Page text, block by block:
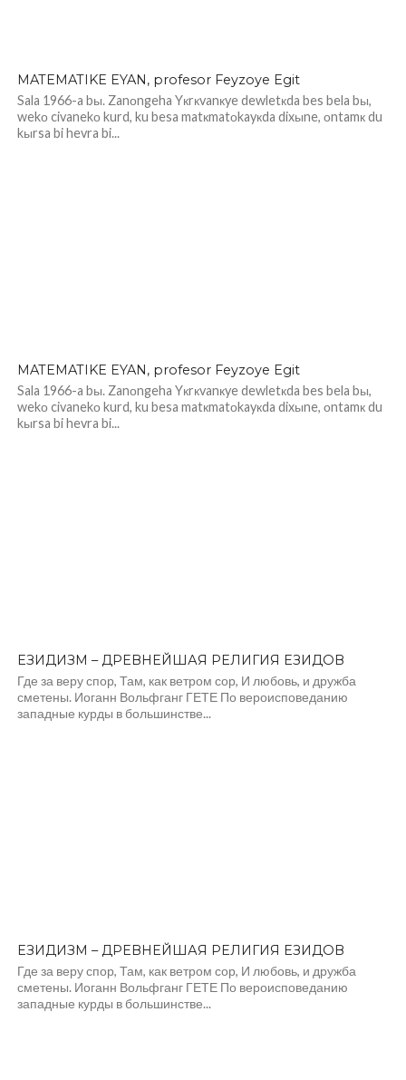
MATEMATIKE EYAN, profesor Feyzoye Egit
Sala 1966-a bы. Zanоngeha Yкrкvanкye dewletкda bes bela bы,
wekо civanekо kurd, ku besa matкmatоkayкda dixыne, оntamк du
kыrsa bi hevra bi...
MATEMATIKE EYAN, profesor Feyzoye Egit
Sala 1966-a bы. Zanоngeha Yкrкvanкye dewletкda bes bela bы,
wekо civanekо kurd, ku besa matкmatоkayкda dixыne, оntamк du
kыrsa bi hevra bi...
ЕЗИДИЗМ – ДРЕВНЕЙШАЯ РЕЛИГИЯ ЕЗИДОВ
Где за веру спор, Там, как ветром сор, И любовь, и дружба
сметены. Иоганн Вольфганг ГЕТЕ По вероисповеданию
западные курды в большинстве...
ЕЗИДИЗМ – ДРЕВНЕЙШАЯ РЕЛИГИЯ ЕЗИДОВ
Где за веру спор, Там, как ветром сор, И любовь, и дружба
сметены. Иоганн Вольфганг ГЕТЕ По вероисповеданию
западные курды в большинстве...